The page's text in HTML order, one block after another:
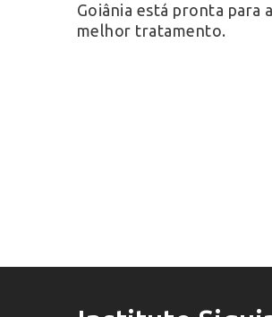
Goiânia está pronta para
melhor tratamento.